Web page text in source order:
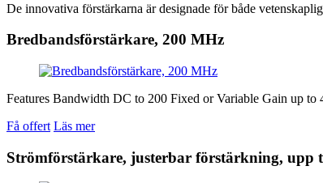
De innovativa förstärkarna är designade för både
Bredbandsförstärkare, 200 MHz
Features Bandwidth DC to 200 Fixed or Variable Gain up
Få offert Läs mer
Strömförstärkare, justerbar förstärkning, upp